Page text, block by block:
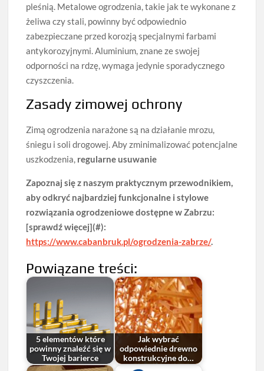
pleśnią. Metalowe ogrodzenia, takie jak te wykonane z
żeliwa czy stali, powinny być odpowiednio
zabezpieczane przed korozją specjalnymi farbami
antykorozyjnymi. Aluminium, znane ze swojej
odporności na rdzę, wymaga jedynie sporadycznego
czyszczenia.
Zasady zimowej ochrony
Zimą ogrodzenia narażone są na działanie mrozu,
śniegu i soli drogowej. Aby zminimalizować potencjalne
uszkodzenia, regularne usuwanie
Zapoznaj się z naszym praktycznym przewodnikiem,
aby odkryć najbardziej funkcjonalne i stylowe
rozwiązania ogrodzeniowe dostępne w Zabrzu:
[sprawdź więcej](#):
https://www.cabanbruk.pl/ogrodzenia-zabrze/.
Powiązane treści:
5 elementów które
powinny znaleźć się w
Twojej barierce
Jak wybrać
odpowiednie drewno
konstrukcyjne do…